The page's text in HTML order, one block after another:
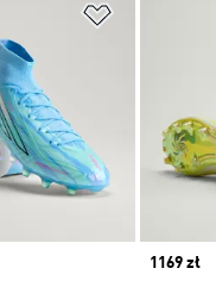
Price
1169 zł